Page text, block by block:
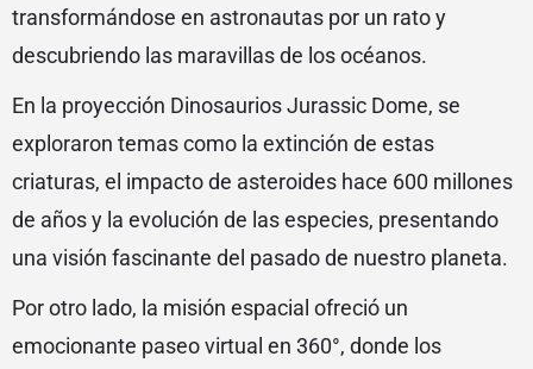
transformándose en astronautas por un rato y
descubriendo las maravillas de los océanos.
En la proyección Dinosaurios Jurassic Dome, se
exploraron temas como la extinción de estas
criaturas, el impacto de asteroides hace 600 millones
de años y la evolución de las especies, presentando
una visión fascinante del pasado de nuestro planeta.
Por otro lado, la misión espacial ofreció un
emocionante paseo virtual en 360°, donde los